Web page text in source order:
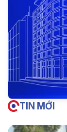
TIN MỚI